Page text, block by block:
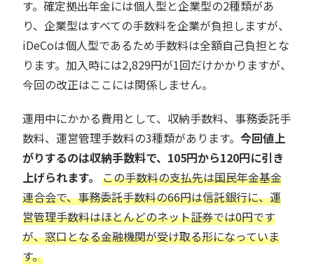
す。確定拠出年金には個人型と企業型の2種類があ
り、企業型はすべての手数料を企業が負担しますが、
iDeCoは個人型であるため手数料は全額自己負担とな
ります。加入時には2,829円が1回だけかかりますが、
今回の改正はここには関係しません。
運用中にかかる費用として、収納手数料、事務委託手
数料、運営管理手数料の3種類があります。 今回値上
がりするのは収納手数料で、105円から120円に引き
上げられます。 この手数料の支払先は国民年金基金
連合会で、事務委託手数料の66円は信託銀行に、運
営管理手数料はほとんどのネット証券では0円です
が、窓口となる金融機関が受け取る形になっていま
す。